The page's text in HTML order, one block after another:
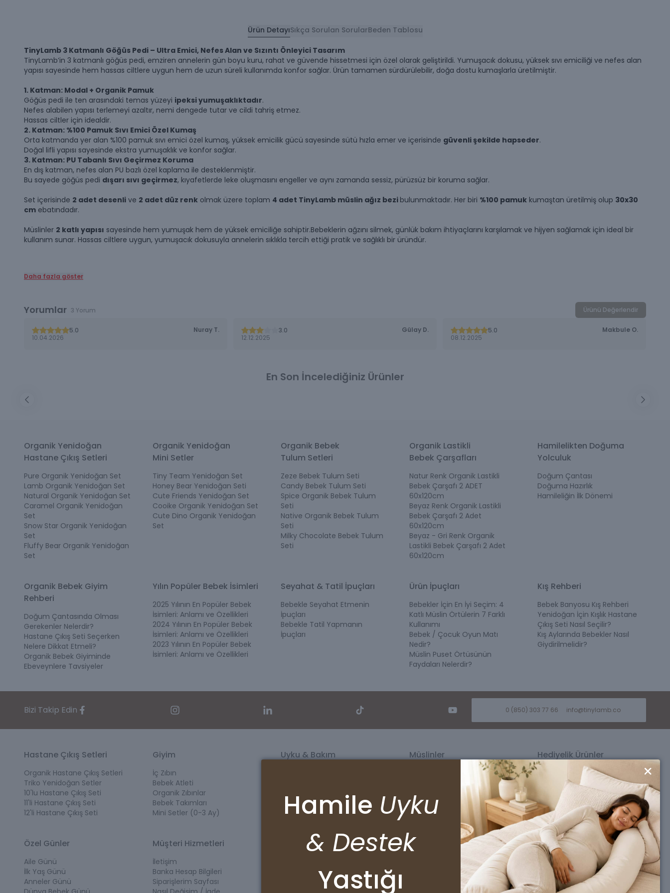
Ürün DetayıSıkça Sorulan SorularBeden Tablosu
TinyLamb 3 Katmanlı Göğüs Pedi – Ultra Emici, Nefes Alan ve Sızıntı Önleyici Tasarım
TinyLamb’in 3 katmanlı göğüs pedi, emziren annelerin gün boyu kuru, rahat ve güvende hissetmesi için özel olarak geliştirildi. Yumuşacık dokusu, yüksek sıvı emiciliği ve nefes alan
yapısı sayesinde hem hassas ciltlere uygun hem de uzun süreli kullanımda konfor sağlar. Ürün tamamen sürdürülebilir, doğa dostu kumaşlarla üretilmiştir.
1. Katman: Modal + Organik Pamuk
Göğüs pedi ile ten arasındaki temas yüzeyi ipeksi yumuşaklıktadır.
Nefes alabilen yapısı terlemeyi azaltır, nemi dengede tutar ve cildi tahriş etmez.
Hassas ciltler için idealdir.
2. Katman: %100 Pamuk Sıvı Emici Özel Kumaş
Orta katmanda yer alan %100 pamuk sıvı emici özel kumaş, yüksek emicilik gücü sayesinde sütü hızla emer ve içerisinde güvenli şekilde hapseder.
Doğal lifli yapısı sayesinde ekstra yumuşaklık ve konfor sağlar.
3. Katman: PU Tabanlı Sıvı Geçirmez Koruma
En dış katman, nefes alan PU bazlı özel kaplama ile desteklenmiştir.
Bu sayede göğüs pedi dışarı sıvı geçirmez, kıyafetlerde leke oluşmasını engeller ve aynı zamanda sessiz, pürüzsüz bir koruma sağlar.
Set içerisinde 2 adet desenli ve 2 adet düz renk olmak üzere toplam 4 adet TinyLamb müslin ağız bezi bulunmaktadır. Her biri %100 pamuk kumaştan üretilmiş olup 30x30
cm ebatındadır.
Müslinler 2 katlı yapısı sayesinde hem yumuşak hem de yüksek emiciliğe sahiptir.Bebeklerin ağzını silmek, günlük bakım ihtiyaçlarını karşılamak ve hijyen sağlamak için ideal bir
kullanım sunar. Hassas ciltlere uygun, yumuşacık dokusuyla annelerin sıklıkla tercih ettiği pratik ve sağlıklı bir üründür.
Daha fazla göster
Yorumlar 3 Yorum Ürünü Değerlendir
5.0 Nuray T.
10.04.2026
3.0 Gülay D.
12.12.2025
5.0 Makbule O.
08.12.2025
En Son İncelediğiniz Ürünler
Organik Yenidoğan
Hastane Çıkış Setleri
Pure Organik Yenidoğan Set
Lamb Organik Yenidoğan Set
Natural Organik Yenidoğan Set
Caramel Organik Yenidoğan
Set
Snow Star Organik Yenidoğan
Set
Fluffy Bear Organik Yenidoğan
Set
Organik Yenidoğan
Mini Setler
Tiny Team Yenidoğan Set
Honey Bear Yenidoğan Seti
Cute Friends Yenidoğan Set
Cooike Organik Yenidoğan Set
Cute Dino Organik Yenidoğan
Set
Organik Bebek
Tulum Setleri
Zeze Bebek Tulum Seti
Candy Bebek Tulum Seti
Spice Organik Bebek Tulum
Seti
Native Organik Bebek Tulum
Seti
Milky Chocolate Bebek Tulum
Seti
Organik Lastikli
Bebek Çarşafları
Natur Renk Organik Lastikli
Bebek Çarşafı 2 ADET
60x120cm
Beyaz Renk Organik Lastikli
Bebek Çarşafı 2 Adet
60x120cm
Beyaz - Gri Renk Organik
Lastikli Bebek Çarşafı 2 Adet
60x120cm
Hamilelikten Doğuma
Yolculuk
Doğum Çantası
Doğuma Hazırlık
Hamileliğin İlk Dönemi
Organik Bebek Giyim
Rehberi
Doğum Çantasında Olması
Gerekenler Nelerdir?
Hastane Çıkış Seti Seçerken
Nelere Dikkat Etmeli?
Organik Bebek Giyiminde
Ebeveynlere Tavsiyeler
Yılın Popüler Bebek İsimleri
2025 Yılının En Popüler Bebek
İsimleri: Anlamı ve Özellikleri
2024 Yılının En Popüler Bebek
İsimleri: Anlamı ve Özellikleri
2023 Yılının En Popüler Bebek
İsimleri: Anlamı ve Özellikleri
Seyahat & Tatil İpuçları
Bebekle Seyahat Etmenin
İpuçları
Bebekle Tatil Yapmanın
İpuçları
Ürün İpuçları
Bebekler İçin En İyi Seçim: 4
Katlı Müslin Örtülerin 7 Farklı
Kullanımı
Bebek / Çocuk Oyun Matı
Nedir?
Müslin Puset Örtüsünün
Faydaları Nelerdir?
Kış Rehberi
Bebek Banyosu Kış Rehberi
Yenidoğan İçin Kışlık Hastane
Çıkış Seti Nasıl Seçilir?
Kış Aylarında Bebekler Nasıl
Giydirilmelidir?
Bizi Takip Edin 0 (850) 303 77 66 info@tinylamb.co
Hastane Çıkış Setleri
Organik Hastane Çıkış Setleri
Triko Yenidoğan Setler
10'lu Hastane Çıkış Seti
11'li Hastane Çıkış Seti
12'li Hastane Çıkış Seti
Giyim
İç Zıbın
Bebek Atleti
Organik Zıbınlar
Bebek Takımları
Mini Setler (0-3 Ay)
Uyku & Bakım
Alt Değiştirme Seti
Göğüs Pedi & Ağız Bezi Seti
Müslinler
Beslenme Seti
Emzirme Önlüğü
Hediyelik Ürünler
Kız Bebek Hediyesi
Erkek Bebek Hediyesi
Premium Bebek Hediyesi
Ahşap Oyuncak Bebek Beşikleri
Özel Günler
Aile Günü
İlk Yaş Günü
Anneler Günü
Müşteri Hizmetleri
İletişim
Banka Hesap Bilgileri
Siparişlerim Sayfası
Sözleşmeler
Gizlilik Sözleşmesi
İptal ve İade Şartları
Kurumsal
Hamile Uyku
& Destek
Yastığı